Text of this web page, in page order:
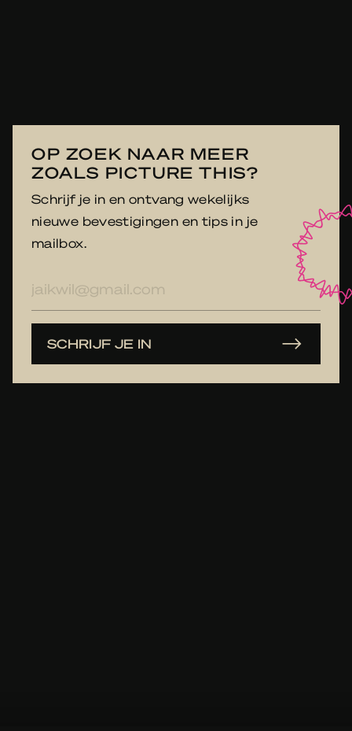
OP ZOEK NAAR MEER
ZOALS PICTURE THIS?
Schrijf je in en ontvang wekelijks
nieuwe bevestigingen en tips in je
mailbox.
mailadres
SCHRIJF JE IN